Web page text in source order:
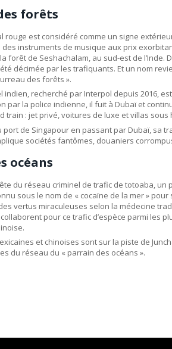
forêts
rouge est considéré comme un signe
des instruments de musique aux prix
forêt de Seshachalam, au sud-est de l’Inde.
été décimée par les trafiquants. Et un nom
des forêts ».
indien, recherché par Interpol depuis 2016,
par la police indienne, il fuit à Dubaï et
train : jet privé, voitures de luxe et villas
de Singapour en passant par Dubaï, sa
sociétés fantômes, douaniers
océans
du réseau criminel de trafic de totoaba,
sous le nom de « cocaïne de la mer » pour
vertus miraculeuses selon la médecine
pour ce trafic d’espèce parmi les
et chinoises sont sur la piste de
du réseau du « parrain des océans ».